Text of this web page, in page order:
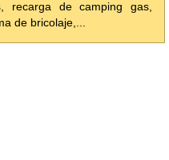
recarga de camping gas,
de bricolaje,...